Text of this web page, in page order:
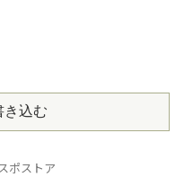
き込む
ポストア